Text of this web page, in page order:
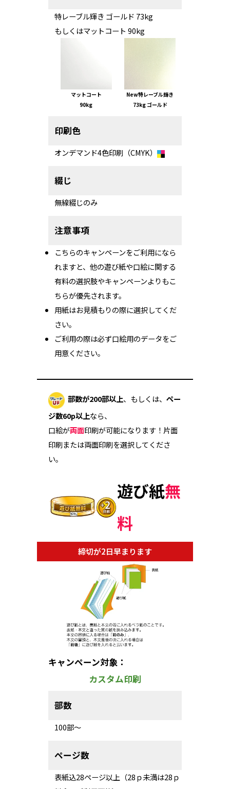
特レーブル輝き ゴールド 73kg
もしくはマットコート 90kg
マットコート
90kg
New特レーブル輝き
73kg ゴールド
印刷色
オンデマンド4色印刷（CMYK）
綴じ
無線綴じのみ
注意事項
こちらのキャンペーンをご利用になら
れますと、他の遊び紙や口絵に関する
有料の選択肢やキャンペーンよりもこ
ちらが優先されます。
用紙はお見積もりの際に選択してくだ
さい。
ご利用の際は必ず口絵用のデータをご
用意ください。
部数が200部以上、もしくは、 ペー
ジ数60p以上なら、
口絵が両面印刷が可能になります！片面
印刷または両面印刷を選択してくださ
い。
遊び紙無
料
締切が2日早まります
キャンペーン対象：
カスタム印刷
部数
100部～
ページ数
表紙込28ページ以上（28ｐ未満は28ｐ